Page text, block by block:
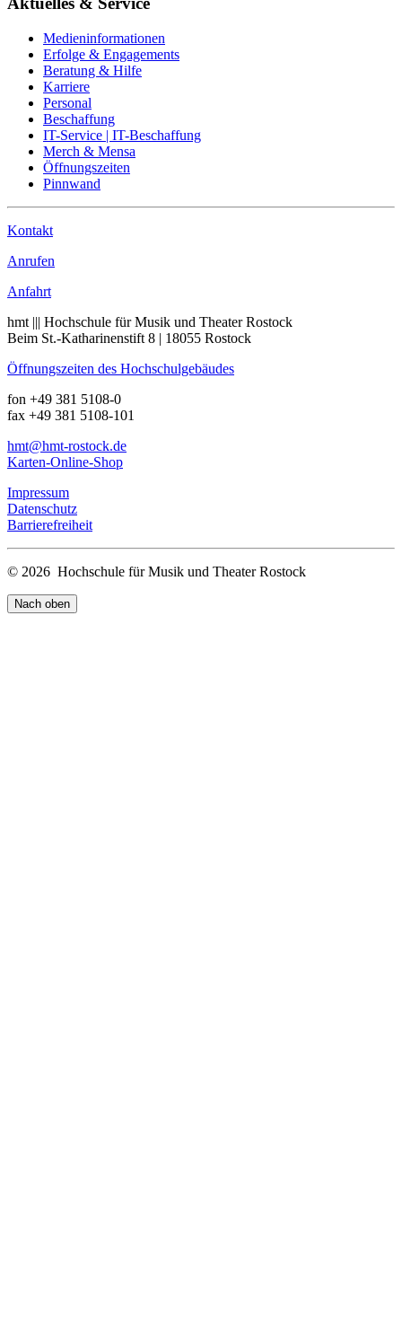
Medieninformationen
Erfolge & Engagements
Beratung & Hilfe
Karriere
Personal
Beschaffung
IT-Service | IT-Beschaffung
Merch & Mensa
Öffnungszeiten
Pinnwand
Kontakt
Anrufen
Anfahrt
hmt ||| Hochschule für Musik und Theater Rostock
Beim St.-Katharinenstift 8 | 18055 Rostock
Öffnungszeiten des Hochschulgebäudes
fon +49 381 5108-0
fax +49 381 5108-101
hmt@hmt-rostock.de
Karten-Online-Shop
Impressum
Datenschutz
Barrierefreiheit
© 2026 Hochschule für Musik und Theater Rostock
Nach oben